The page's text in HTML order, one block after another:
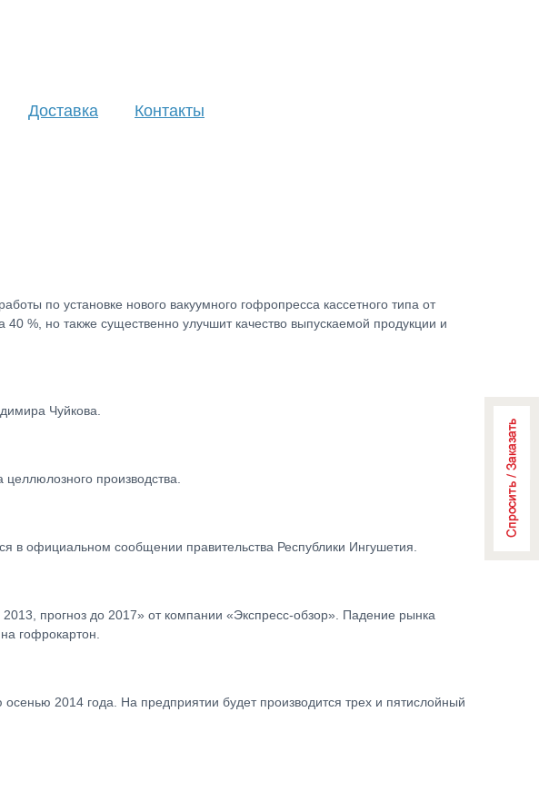
Доставка Контакты
по установке нового вакуумного гофропресса кассетного типа от
%, но также существенно улучшит качество выпускаемой продукции и
Чуйкова.
производства.
в официальном сообщении правительства Республики Ингушетия.
прогноз до 2017» от компании «Экспресс-обзор». Падение рынка
гофрокартон.
2014 года. На предприятии будет производится трех и пятислойный